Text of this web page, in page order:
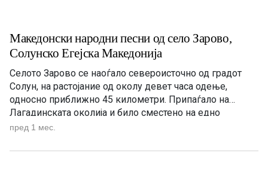
Македонски народни песни од село Зарово,
Солунско Егејска Македонија
Селото Зарово се наоѓало североисточно од градот
Солун, на растојание од околу девет часа одење,
односно приближно 45 километри. Припаѓало на
Лагадинската околија и било сместено на едно
извишување на Карадаг, односно Круша Планина. Се
Берово и со реката Богдана. Богатата народна
пред 1 мес.